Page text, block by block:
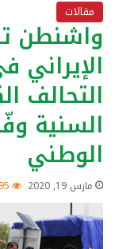
مقالات
واشنطن
الإيراني
التحالف
السنية
الوطني
مارس 19, 2020